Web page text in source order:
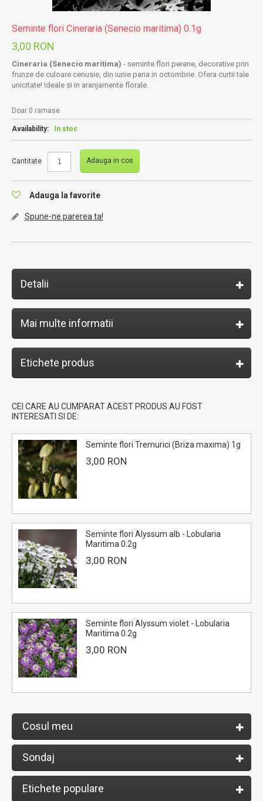
Seminte flori Cineraria (Senecio maritima) 0.1g
3,00 RON
Cineraria (Senecio maritima) - seminte flori perene, decorative prin
frunze de culoare cenusie, din iunie pana in octombrie. Ofera curtii tale
unicitate! Ideale si in aranjamente florale.
Doar 0 ramase
Availability: In stoc
Cantitate Adauga in cos
Adauga la favorite
Spune-ne parerea ta!
Detalii
Mai multe informatii
Etichete produs
CEI CARE AU CUMPARAT ACEST PRODUS AU FOST
INTERESATI SI DE:
Seminte flori Tremurici (Briza maxima) 1g
3,00 RON
Seminte flori Alyssum alb - Lobularia
Maritima 0.2g
3,00 RON
Seminte flori Alyssum violet - Lobularia
Maritima 0.2g
3,00 RON
Cosul meu
Sondaj
Etichete populare